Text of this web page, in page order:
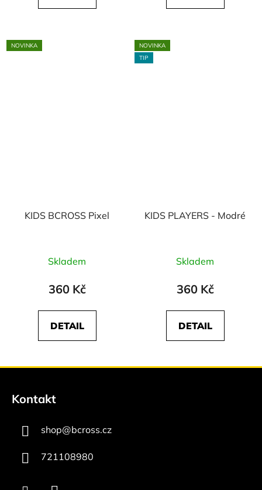
NOVINKA
KIDS BCROSS Pixel
Skladem
360 Kč
DETAIL
NOVINKA
TIP
KIDS PLAYERS - Modré
Skladem
360 Kč
DETAIL
Kontakt
shop@bcross.cz
721108980